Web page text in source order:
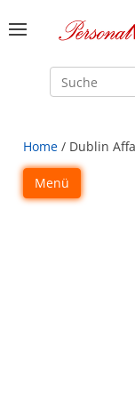
Suche
Home / Dublin
Menü